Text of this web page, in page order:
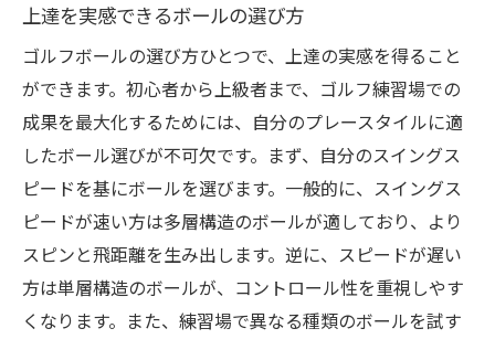
上達を実感できるボールの選び方
ゴルフボールの選び方ひとつで、上達の実感を得ること
ができます。初心者から上級者まで、ゴルフ練習場での
成果を最大化するためには、自分のプレースタイルに適
したボール選びが不可欠です。まず、自分のスイングス
ピードを基にボールを選びます。一般的に、スイングス
ピードが速い方は多層構造のボールが適しており、より
スピンと飛距離を生み出します。逆に、スピードが遅い
方は単層構造のボールが、コントロール性を重視しやす
くなります。また、練習場で異なる種類のボールを試す